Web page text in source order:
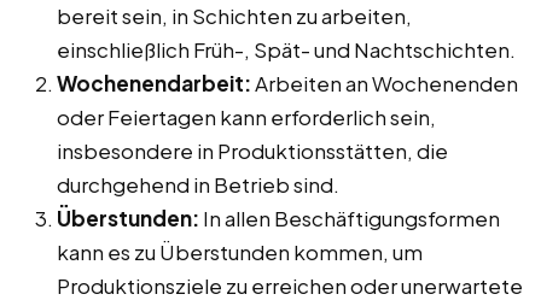
bereit sein, in Schichten zu arbeiten,
einschließlich Früh-, Spät- und Nachtschichten.
Wochenendarbeit:Arbeiten an Wochenenden
oder Feiertagen kann erforderlich sein,
insbesondere in Produktionsstätten, die
durchgehend in Betrieb sind.
Überstunden: In allen Beschäftigungsformen
kann es zu Überstunden kommen, um
Produktionsziele zu erreichen oder unerwartete